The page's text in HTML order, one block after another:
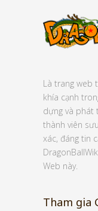
Là trang web
khía cạnh
dựng và phát
thành viên
xác, đáng tin
Web này.
Tham gia